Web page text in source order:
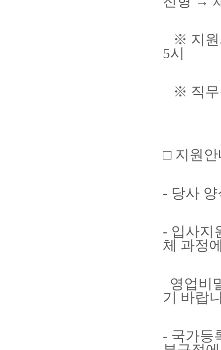
※ 지원
5시
※ 직무
□ 지원안
- 당사
- 입사지
체 과정
영업비
기 바랍
- 국가등